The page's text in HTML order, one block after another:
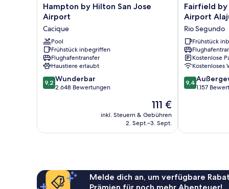
Hampton
by
Hilton
San
Jose
Airport
Cacique
Hampton by Hilton San Jose
Airport
Cacique
Pool
Frühstück inbegriffen
Flughafentransfer
Haustiere erlaubt
9.2
von
9,2 Wunderbar
2.648 Bewertungen
Der
Preis
beträgt
111 €
inkl. Steuern & Gebühren
2. Sept.–3. Sept.
Fairfield
by
Marriott
San
Jose
Airport
Alajuela
Rio
Segundo
Fairfield
Airport
Rio Segundo
Frühstück
Kostenlose
Kostenloses
9.4
von
9,4
1.157
Melde dich an, um verfügbare